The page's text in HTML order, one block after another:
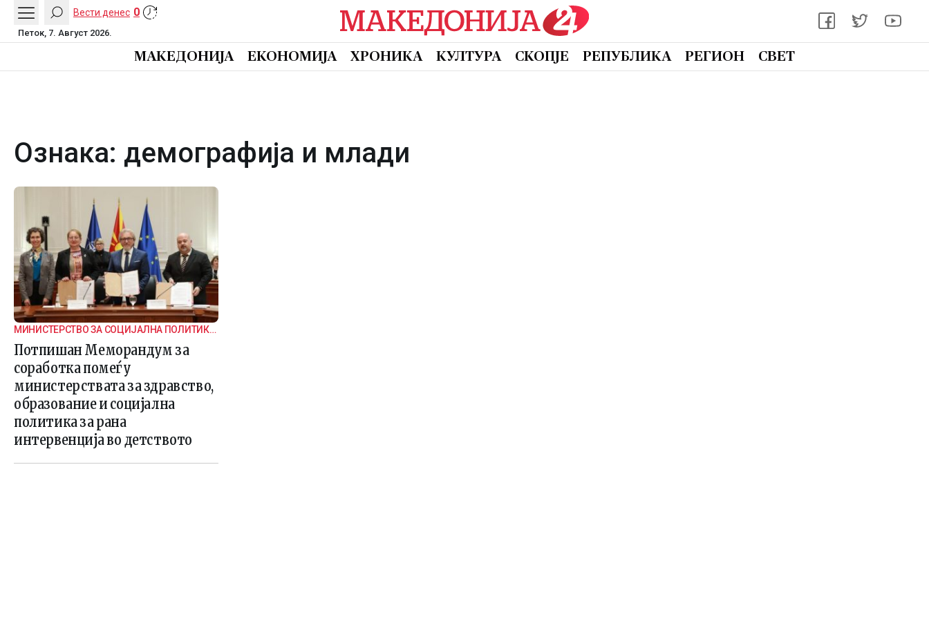
Вести денес 0
Петок, 7. Август 2026.
МАКЕДОНИЈА ЕКОНОМИЈА ХРОНИКА КУЛТУРА СКОПЈЕ РЕПУБЛИКА РЕГИОН СВЕТ
Ознака: демографија и млади
МИНИСТЕРСТВО ЗА СОЦИЈАЛНА ПОЛИТИКА,
ДЕМОГРАФИЈА И МЛАДИ
Потпишан Меморандум за
соработка помеѓу
министерствата за здравство,
образование и социјална
политика за рана
интервенција во детството